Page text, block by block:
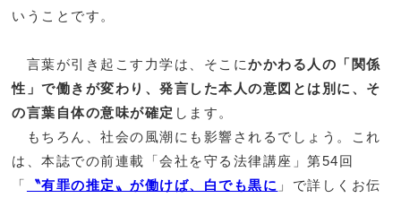
いうことです。
言葉が引き起こす力学は、そこにかかわる人の「関係
性」で働きが変わり、発言した本人の意図とは別に、そ
の言葉自体の意味が確定 します。
もちろん、社会の風潮にも影響されるでしょう。これ
は、本誌での前連載「会社を守る法律講座」第54回
「
〝有罪の推定〟が働けば、白でも黒に 」で詳しくお伝